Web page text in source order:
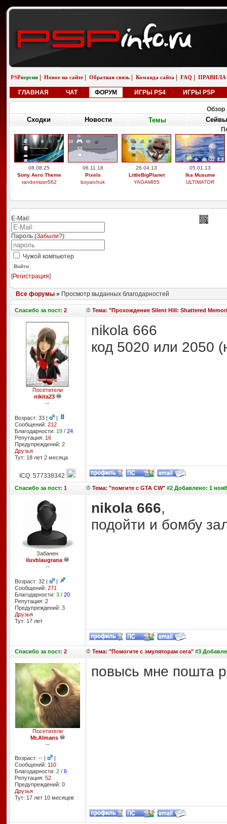
PSPверсия Новое на сайте Обратная связь Команда сайта FAQ ПРАВИЛА
ГЛАВНАЯ ЧАТ ФОРУМ ИГРЫ PS4 ИГРЫ PSP
Обзор
Сходки Новости Темы Сейвы
08.08.25
Sony Aero Theme
randomizer562
06.11.18
Pixels
boyarchuk
26.04.13
LittleBigPlanet
YAGAMI55
05.01.13
Ika Musume
ULTIMATOR
E-Mail:
Пароль (Забыли?):
Чужой компьютер
Войти
[Регистрация]
Все форумы» Просмотр выданных благодарностей
Спасибоза пост: 2 Тема: "Прохождение Silent Hill: Shattered
Посетители
nikita23
--
Возраст: 33 |
|
Сообщений: 212
Благодарности: 19/ 24
Репутация: 16
Предупреждений: 2
Друзья
Тут: 18 лет 2 месяцa
nikola 666
код 5020 или 2050
ICQ: 577338342
Спасибоза пост: 1 Тема: "помгите с GTA CW"#2 Добавлено: 1
Забанен
iluvblaugrana
--
Возраст: 32 |
|
Сообщений: 271
Благодарности: 3/ 20
Репутация: 2
Предупреждений: 3
Друзья
Тут: 17 лет
nikola 666,
подойти и бомбу
Спасибоза пост: 2 Тема: "Помогите с эмуляторам сега"#3
Посетители
Mr.Almans
--
Возраст: -- |
|
Сообщений: 110
Благодарности: 2/ 6
Репутация: 52
Предупреждений: 0
Друзья
Тут: 17 лет 10 месяцев
повысь мне пошта